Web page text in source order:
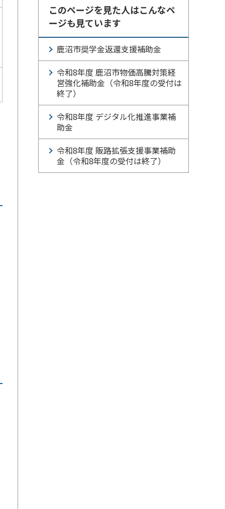
このページを見た人はこんなペ
ージも見ています
鹿沼市奨学金返還支援補助金
令和8年度 鹿沼市物価高騰対策経
営強化補助金（令和8年度の受付は
終了）
令和8年度 デジタル化推進事業補
助金
令和8年度 販路拡張支援事業補助
金（令和8年度の受付は終了）